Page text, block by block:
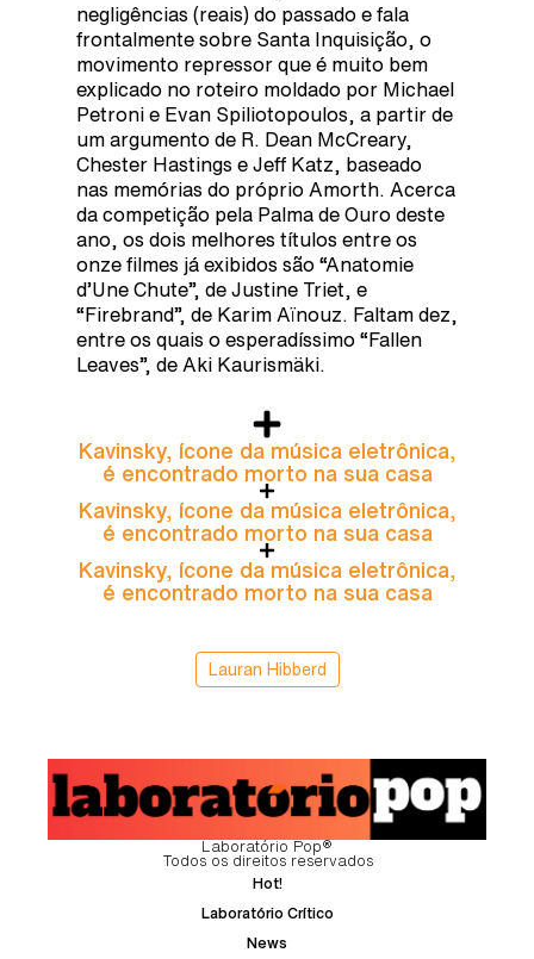
negligências (reais) do passado e fala
frontalmente sobre Santa Inquisição, o
movimento repressor que é muito bem
explicado no roteiro moldado por Michael
Petroni e Evan Spiliotopoulos, a partir de
um argumento de R. Dean McCreary,
Chester Hastings e Jeff Katz, baseado
nas memórias do próprio Amorth. Acerca
da competição pela Palma de Ouro deste
ano, os dois melhores títulos entre os
onze filmes já exibidos são “Anatomie
d’Une Chute”, de Justine Triet, e
“Firebrand”, de Karim Aïnouz. Faltam dez,
entre os quais o esperadíssimo “Fallen
Leaves”, de Aki Kaurismäki.
Kavinsky, ícone da música eletrônica,
é encontrado morto na sua casa
Kavinsky, ícone da música eletrônica,
é encontrado morto na sua casa
Kavinsky, ícone da música eletrônica,
é encontrado morto na sua casa
Lauran Hibberd
Laboratório Pop®
Todos os direitos reservados
Hot!
Laboratório Crítico
News